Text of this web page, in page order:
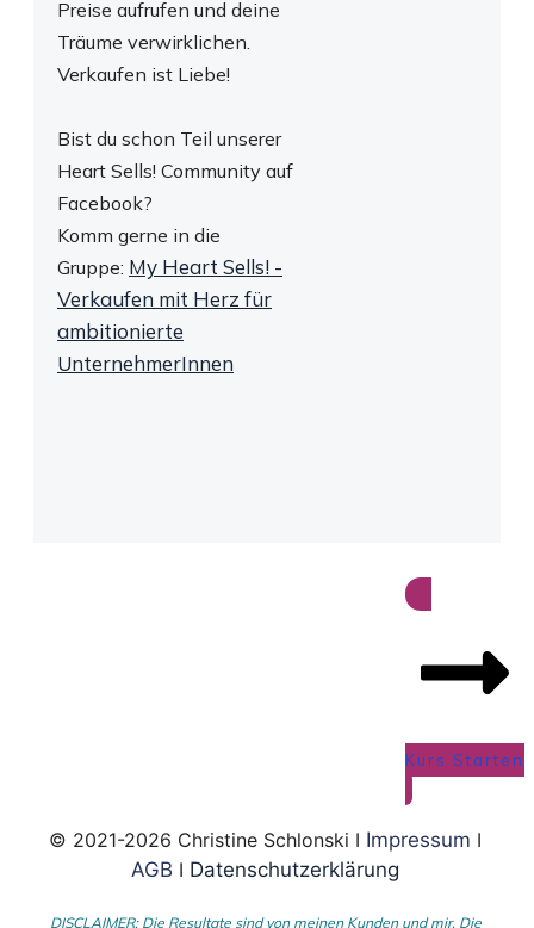
Preise aufrufen und deine
Träume verwirklichen.
Verkaufen ist Liebe!
Bist du schon Teil unserer
Heart Sells! Community auf
Facebook?
Komm gerne in die
Gruppe: My Heart Sells! -
Verkaufen mit Herz für
ambitionierte
UnternehmerInnen
Kurs Starten
© 2021-2026 Christine Schlonski I Impressum I
AGB I Datenschutzerklärung
DISCLAIMER: Die Resultate sind von meinen Kunden und mir. Die